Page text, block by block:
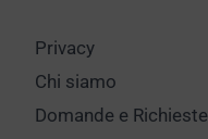
Privacy
Chi siamo
Domande e Richieste